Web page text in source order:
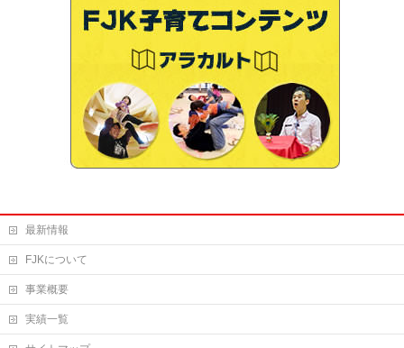
最新情報
FJKについて
事業概要
実績一覧